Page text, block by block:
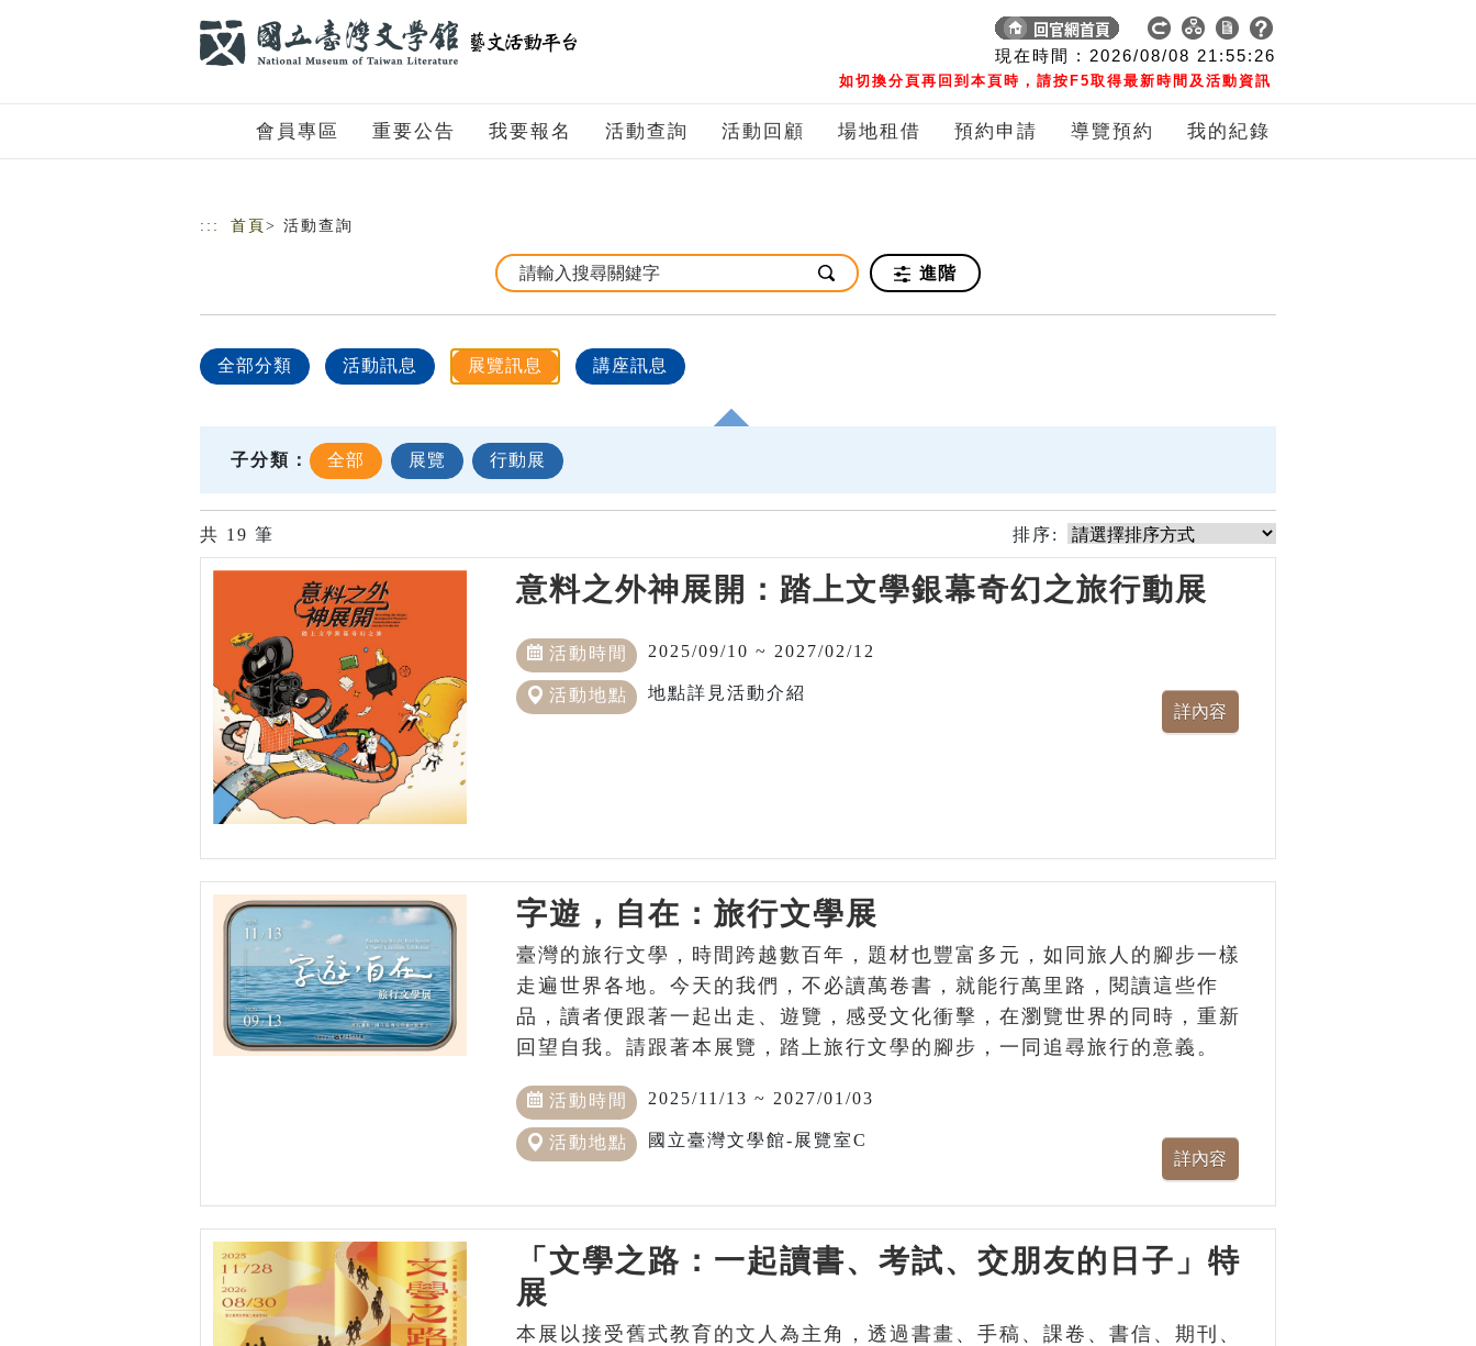
現在時間 : 2026/08/08 21:55:27
如切換分頁再回到本頁時，請按F5取得最新時間及活動資訊
會員專區 重要公告 我要報名 活動查詢 活動回顧 場地租借 預約申請 導覽預約 我的紀錄
::: 首頁 > 活動查詢
進階
全部分類 活動訊息 展覽訊息 講座訊息
子分類： 全部 展覽 行動展
共 19 筆 排序:
意料之外神展開：踏上文學銀幕奇幻之旅行動展
活動時間 2025/09/10 ~ 2027/02/12
活動地點 地點詳見活動介紹
字遊，自在：旅行文學展
臺灣的旅行文學，時間跨越數百年，題材也豐富多元，如同旅人的腳步一樣
走遍世界各地。今天的我們，不必讀萬卷書，就能行萬里路，閱讀這些作
品，讀者便跟著一起出走、遊覽，感受文化衝擊，在瀏覽世界的同時，重新
回望自我。請跟著本展覽，踏上旅行文學的腳步，一同追尋旅行的意義。
活動時間 2025/11/13 ~ 2027/01/03
活動地點 國立臺灣文學館-展覽室C
「文學之路：一起讀書、考試、交朋友的日子」特
展
本展以接受舊式教育的文人為主角，透過書畫、手稿、課卷、書信、期刊、